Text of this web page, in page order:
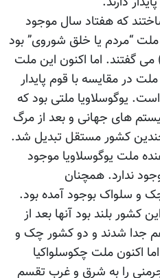
که هفتاد سال موجود
“مردم یا خلق شوروی” بود
گفتند. اما اکنون این ملت
در مقایسه با قوم پایدار
یوگوسلاویا ملتی بود که
های جهانی و بعد از مرگ
کشور مستقل تبدیل شد.
ملت یوگوسلاویا موجود
ندارد. همچنان
و سلواک بوجود آمده بود.
بلند بود آنها بعد از
هم جدا شدند و دو کشور چک و
اکنون ملت چکوسلواکیا
را به شرق و غرب تقسم